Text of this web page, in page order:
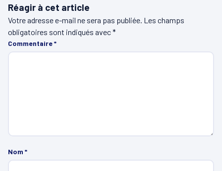
Réagir à cet article
Votre adresse e-mail ne sera pas publiée. Les champs
obligatoires sont indiqués avec*
Commentaire*
Nom *